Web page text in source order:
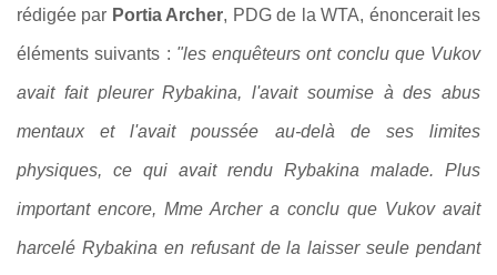
rédigée par Portia Archer, PDG de la WTA, énoncerait les
éléments suivants : "les enquêteurs ont conclu que Vukov
avait fait pleurer Rybakina, l'avait soumise à des abus
mentaux et l'avait poussée au-delà de ses limites
physiques, ce qui avait rendu Rybakina malade. Plus
important encore, Mme Archer a conclu que Vukov avait
harcelé Rybakina en refusant de la laisser seule pendant